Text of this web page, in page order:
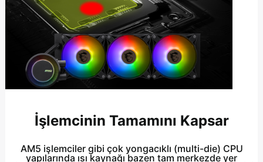
İşlemcinin Tamamını Kapsar
AM5 işlemciler gibi çok yongacıklı (multi-die) CPU
yapılarında ısı kaynağı bazen tam merkezde yer